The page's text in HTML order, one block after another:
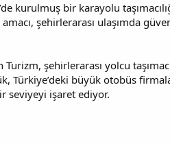
kurulmuş bir karayolu
şehirlerarası ulaşımda
şehirlerarası yolcu
büyük otobüs
seviyeyi işaret ediyor.